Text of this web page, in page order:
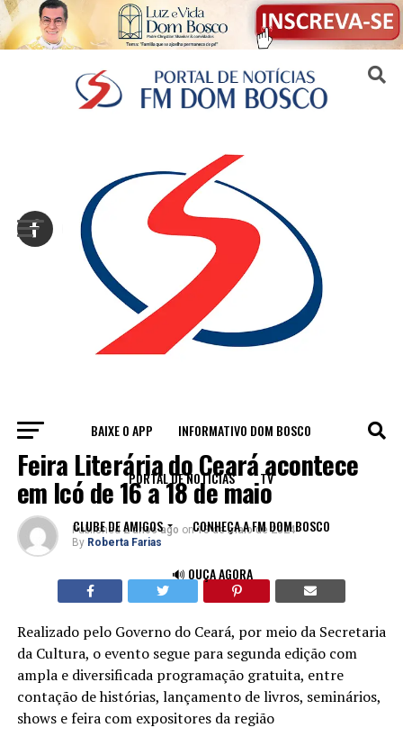
BAIXE O APP INFORMATIVO DOM BOSCO
PORTAL DE NOTÍCIAS TV
CLUBE DE AMIGOS CONHEÇA A FM DOM BOSCO
🔊 OUÇA AGORA
CULTURA
Feira Literária do Ceará acontece
em Icó de 16 a 18 de maio
Published 2 anos ago on 13 de maio de 2024
By Roberta Farias
Realizado pelo Governo do Ceará, por meio da Secretaria
da Cultura, o evento segue para segunda edição com
ampla e diversificada programação gratuita, entre
contação de histórias, lançamento de livros, seminários,
shows e feira com expositores da região
Sair da versão mobile